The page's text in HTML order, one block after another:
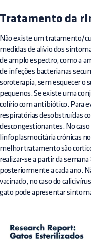
Tratamento da
Não existe um tratamento/
medidas de alívio dos
de amplo espectro, como a
de infeções bacterianas
soroterapia, sem esquecer o
pequenos. Se existe uma
colírio com antibiótico. Para
respiratórias desobstruídas
descongestionantes. No
linfoplasmocitária crónicas
melhor tratamento são
realizar-se a partir da
posteriormente a cada ano.
vacinado, no caso do
gato pode apresentar